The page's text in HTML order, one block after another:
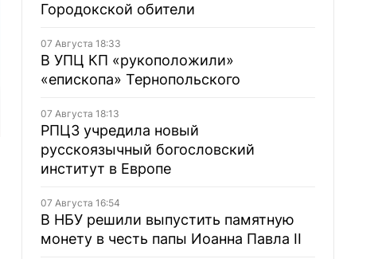
Городокской обители
07 Августа 18:33
В УПЦ КП «рукоположили»
«епископа» Тернопольского
07 Августа 18:13
РПЦЗ учредила новый
русскоязычный богословский
институт в Европе
07 Августа 16:54
В НБУ решили выпустить памятную
монету в честь папы Иоанна Павла II